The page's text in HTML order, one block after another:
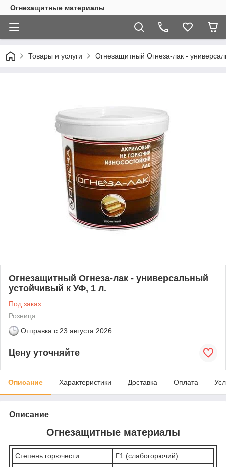
Огнезащитные материалы
Товары и услуги Огнезащитный Огнеза-лак -
Огнезащитный Огнеза-лак - универсальный
устойчивый к УФ, 1 л.
Под заказ
Розница
Отправка с 23 августа 2026
Цену уточняйте
Описание Характеристики Доставка Оплата
Описание
Огнезащитные материалы
Степень горючести
Г1 (слабогорючий)